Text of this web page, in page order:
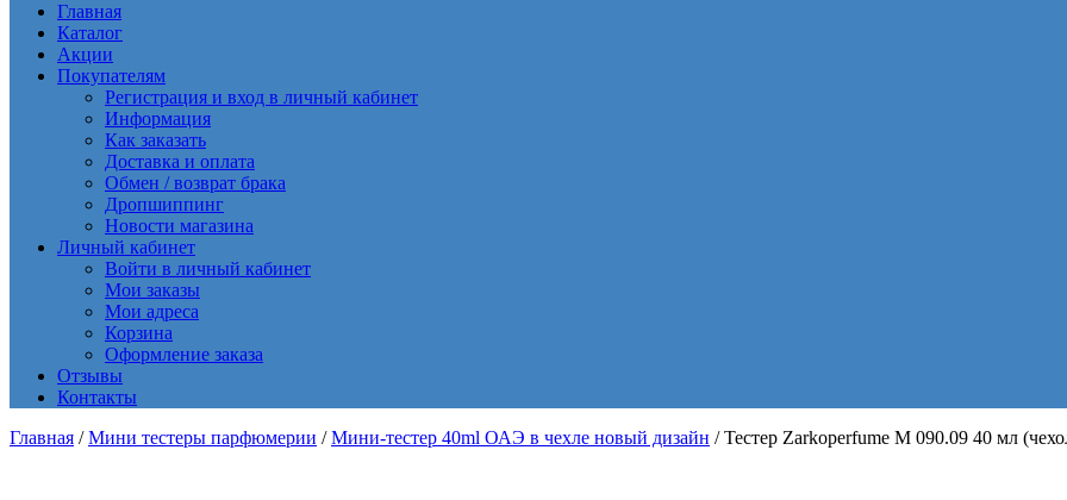
Главная
Каталог
Акции
Покупателям
Регистрация и вход в личный кабинет
Информация
Как заказать
Доставка и оплата
Обмен / возврат брака
Дропшиппинг
Новости магазина
Личный кабинет
Войти в личный кабинет
Мои заказы
Мои адреса
Корзина
Оформление заказа
Отзывы
Контакты
Главная /Мини тестеры парфюмерии /Мини-тестер 40ml ОАЭ в чехле новый дизайн / Тестер Zarkoperfume M 090.09 40 мл